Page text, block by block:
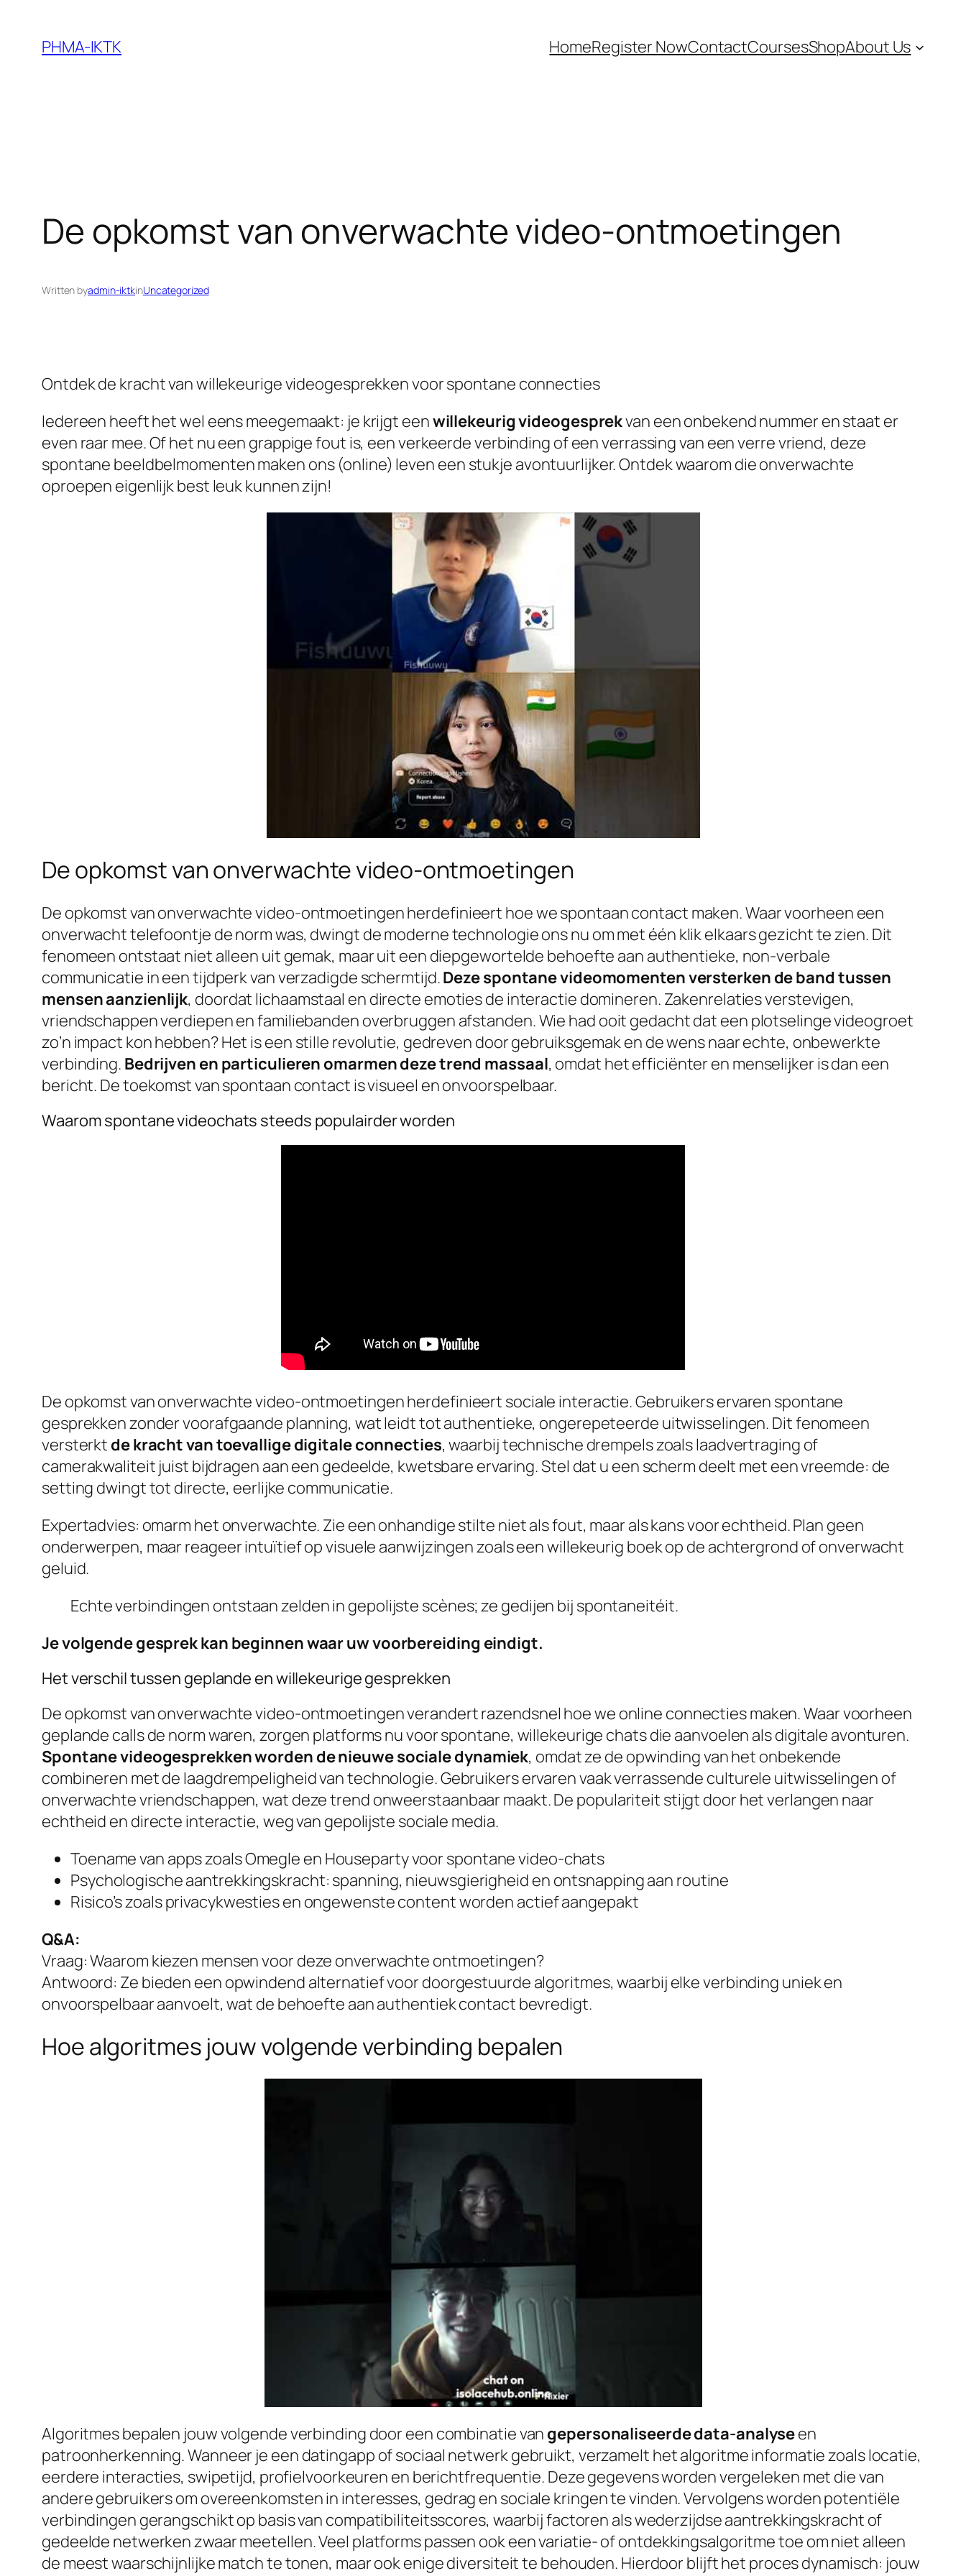
content
PHMA-IKTK HomeRegister NowContactCoursesShopAbout Us
De opkomst van onverwachte video-ontmoetingen
Written byadmin-iktkinUncategorized
Ontdek de kracht van willekeurige videogesprekken voor spontane connecties
Iedereen heeft het wel eens meegemaakt: je krijgt eenwillekeurig videogesprekvan een onbekend nummer en staat er
even raar mee. Of het nu een grappige fout is, een verkeerde verbinding of een verrassing van een verre vriend, deze
spontane beeldbelmomenten maken ons (online) leven een stukje avontuurlijker. Ontdek waarom die onverwachte
oproepen eigenlijk best leuk kunnen zijn!
De opkomst van onverwachte video-ontmoetingen
De opkomst van onverwachte video-ontmoetingen herdefinieert hoe we spontaan contact maken. Waar voorheen een
onverwacht telefoontje de norm was, dwingt de moderne technologie ons nu om met één klik elkaars gezicht te zien. Dit
fenomeen ontstaat niet alleen uit gemak, maar uit een diepgewortelde behoefte aan authentieke, non-verbale
communicatie in een tijdperk van verzadigde schermtijd.Deze spontane videomomenten versterken de band tussen
mensen aanzienlijk, doordat lichaamstaal en directe emoties de interactie domineren. Zakenrelaties verstevigen,
vriendschappen verdiepen en familiebanden overbruggen afstanden.Wie had ooit gedacht dat een plotselinge videogroet
zo’n impact kon hebben?Het is een stille revolutie, gedreven door gebruiksgemak en de wens naar echte, onbewerkte
verbinding. Bedrijven en particulieren omarmen deze trend massaal, omdat het efficiënter en menselijker is dan een
bericht. De toekomst van spontaan contact is visueel en onvoorspelbaar.
Waarom spontane videochats steeds populairder worden
De opkomst van onverwachte video-ontmoetingen herdefinieert sociale interactie. Gebruikers ervaren spontane
gesprekken zonder voorafgaande planning, wat leidt tot authentieke, ongerepeteerde uitwisselingen. Dit fenomeen
versterkt de kracht van toevallige digitale connecties, waarbij technische drempels zoals laadvertraging of
camerakwaliteit juist bijdragen aan een gedeelde, kwetsbare ervaring. Stel dat u een scherm deelt met een vreemde: de
setting dwingt tot directe, eerlijke communicatie.
Expertadvies: omarm het onverwachte. Zie een onhandige stilte niet als fout, maar als kans voor echtheid. Plan geen
onderwerpen, maar reageer intuïtief op visuele aanwijzingen zoals een willekeurig boek op de achtergrond of onverwacht
geluid.
Echte verbindingen ontstaan zelden in gepolijste scènes; ze gedijen bij spontaneitéit.
Je volgende gesprek kan beginnen waar uw voorbereiding eindigt.
Het verschil tussen geplande en willekeurige gesprekken
De opkomst van onverwachte video-ontmoetingen verandert razendsnel hoe we online connecties maken. Waar voorheen
geplande calls de norm waren, zorgen platforms nu voor spontane, willekeurige chats die aanvoelen als digitale avonturen.
Spontane videogesprekken worden de nieuwe sociale dynamiek, omdat ze de opwinding van het onbekende
combineren met de laagdrempeligheid van technologie. Gebruikers ervaren vaak verrassende culturele uitwisselingen of
onverwachte vriendschappen, wat deze trend onweerstaanbaar maakt. De populariteit stijgt door het verlangen naar
echtheid en directe interactie, weg van gepolijste sociale media.
Toename van apps zoals Omegle en Houseparty voor spontane video-chats
Psychologische aantrekkingskracht: spanning, nieuwsgierigheid en ontsnapping aan routine
Risico’s zoals privacykwesties en ongewenste content worden actief aangepakt
Q&A:
Vraag:Waarom kiezen mensen voor deze onverwachte ontmoetingen?
Antwoord: Ze bieden een opwindend alternatief voor doorgestuurde algoritmes, waarbij elke verbinding uniek en
onvoorspelbaar aanvoelt, wat de behoefte aan authentiek contact bevredigt.
Hoe algoritmes jouw volgende verbinding bepalen
Algoritmes bepalen jouw volgende verbinding door een combinatie van gepersonaliseerde data-analyseen
patroonherkenning. Wanneer je een datingapp of sociaal netwerk gebruikt, verzamelt het algoritme informatie zoals locatie,
eerdere interacties, swipetijd, profielvoorkeuren en berichtfrequentie. Deze gegevens worden vergeleken met die van
andere gebruikers om overeenkomsten in interesses, gedrag en sociale kringen te vinden. Vervolgens worden potentiële
verbindingen gerangschikt op basis van compatibiliteitsscores, waarbij factoren als wederzijdse aantrekkingskracht of
gedeelde netwerken zwaar meetellen. Veel platforms passen ook een variatie- of ontdekkingsalgoritme toe om niet alleen
de meest waarschijnlijke match te tonen, maar ook enige diversiteit te behouden. Hierdoor blijft het proces dynamisch: jouw